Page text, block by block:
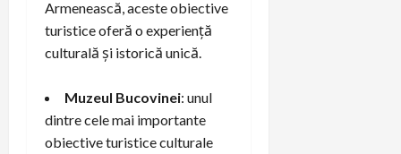
Armenească, aceste obiective
turistice oferă o experiență
culturală și istorică unică.
Muzeul Bucovinei: unul
dintre cele mai importante
obiective turistice culturale